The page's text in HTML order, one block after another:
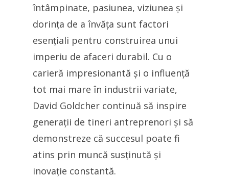
întâmpinate, pasiunea, viziunea și
dorința de a învăța sunt factori
esențiali pentru construirea unui
imperiu de afaceri durabil. Cu o
carieră impresionantă și o influență
tot mai mare în industrii variate,
David Goldcher continuă să inspire
generații de tineri antreprenori și să
demonstreze că succesul poate fi
atins prin muncă susținută și
inovație constantă.